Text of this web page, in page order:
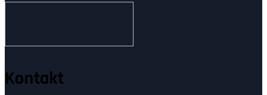
Kontakt